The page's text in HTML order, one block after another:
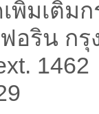
พิ่มเติ
อริน กรุ
1462